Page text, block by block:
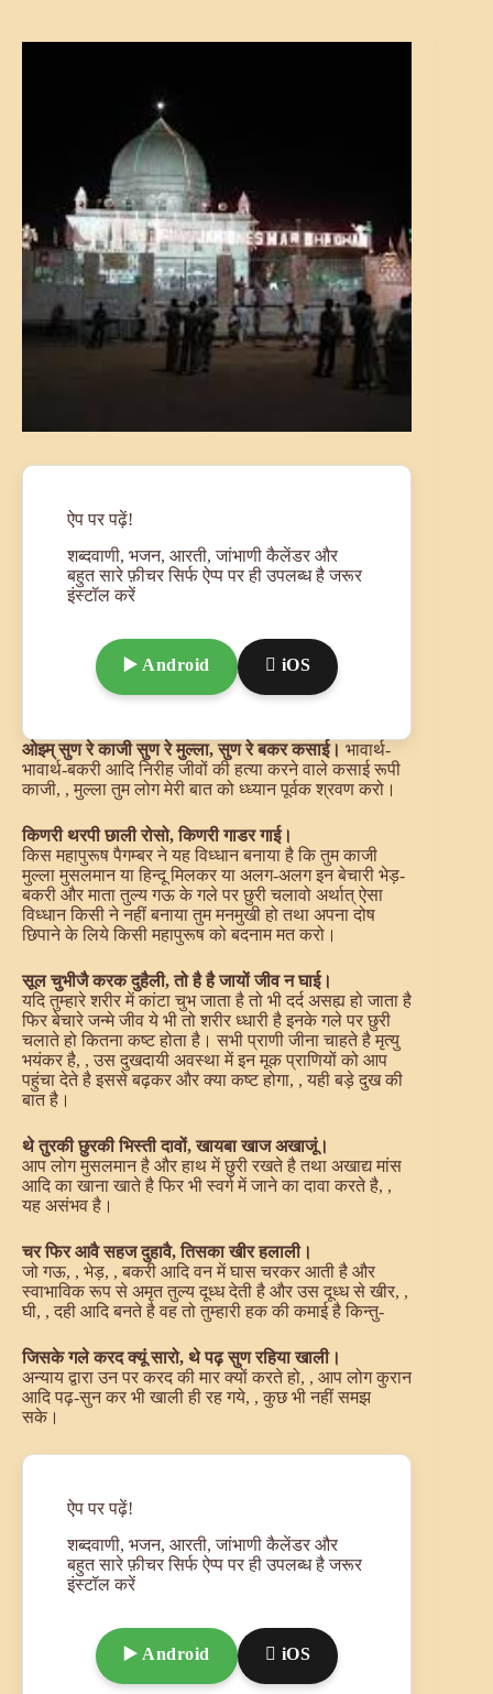
ऐप पर पढ़ें!
शब्दवाणी, भजन, आरती, जांभाणी कैलेंडर और
बहुत सारे फ़ीचर सिर्फ ऐप्प पर ही उपलब्ध है जरूर
इंस्टॉल करें
▶️ Android  iOS
ओझ्म् सुण रे काजी सुण रे मुल्ला, सुण रे बकर कसाई। भावार्थ-
भावार्थ-बकरी आदि निरीह जीवों की हत्या करने वाले कसाई रूपी
काजी, , मुल्ला तुम लोग मेरी बात को ध्ध्यान पूर्वक श्रवण करो।
किणरी थरपी छाली रोसो, किणरी गाडर गाई।
किस महापुरूष पैगम्बर ने यह विध्धान बनाया है कि तुम काजी
मुल्ला मुसलमान या हिन्दू मिलकर या अलग-अलग इन बेचारी भेड़-
बकरी और माता तुल्य गऊ के गले पर छुरी चलावो अर्थात् ऐसा
विध्धान किसी ने नहीं बनाया तुम मनमुखी हो तथा अपना दोष
छिपाने के लिये किसी महापुरूष को बदनाम मत करो।
सूल चुभीजै करक दुहैली, तो है है जायों जीव न घाई।
यदि तुम्हारे शरीर में कांटा चुभ जाता है तो भी दर्द असह्य हो जाता है
फिर बेचारे जन्मे जीव ये भी तो शरीर ध्धारी है इनके गले पर छुरी
चलाते हो कितना कष्ट होता है। सभी प्राणी जीना चाहते है मृत्यु
भयंकर है, , उस दुखदायी अवस्था में इन मूक प्राणियों को आप
पहुंचा देते है इससे बढ़कर और क्या कष्ट होगा, , यही बड़े दुख की
बात है।
थे तुरकी छुरकी भिस्ती दावों, खायबा खाज अखाजूं।
आप लोग मुसलमान है और हाथ में छुरी रखते है तथा अखाद्य मांस
आदि का खाना खाते है फिर भी स्वर्ग में जाने का दावा करते है, ,
यह असंभव है।
चर फिर आवै सहज दुहावै, तिसका खीर हलाली।
जो गऊ, , भेड़, , बकरी आदि वन में घास चरकर आती है और
स्वाभाविक रूप से अमृत तुल्य दूध्ध देती है और उस दूध्ध से खीर, ,
घी, , दही आदि बनते है वह तो तुम्हारी हक की कमाई है किन्तु-
जिसके गले करद क्यूं सारो, थे पढ़ सुण रहिया खाली।
अन्याय द्वारा उन पर करद की मार क्यों करते हो, , आप लोग कुरान
आदि पढ़-सुन कर भी खाली ही रह गये, , कुछ भी नहीं समझ
सके।
ऐप पर पढ़ें!
शब्दवाणी, भजन, आरती, जांभाणी कैलेंडर और
बहुत सारे फ़ीचर सिर्फ ऐप्प पर ही उपलब्ध है जरूर
इंस्टॉल करें
▶️ Android  iOS